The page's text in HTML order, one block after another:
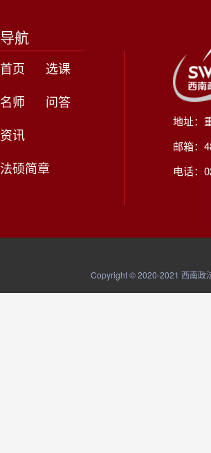
导航
首页
选课
名师
问答
资讯
法硕简章
地址：
邮箱：
电话：
Copyright © 2020-2021 西南政